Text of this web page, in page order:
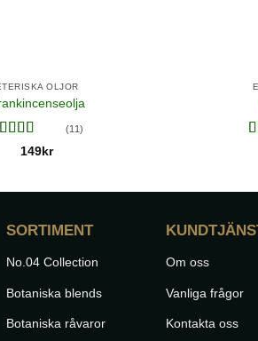
OLJOR
(11)
149kr
SORTIMENT
No.04 Collection
Botaniska blends
Botaniska råvaror
Om oss
Vanliga frågor
Kontakta oss